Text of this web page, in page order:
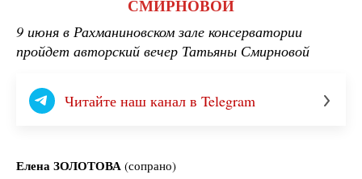
СМИРНОВОЙ
9 июня в Рахманиновском зале консерватории
пройдет авторский вечер Татьяны Смирновой
Читайте наш канал в Telegram
Елена ЗОЛОТОВА (сопрано)